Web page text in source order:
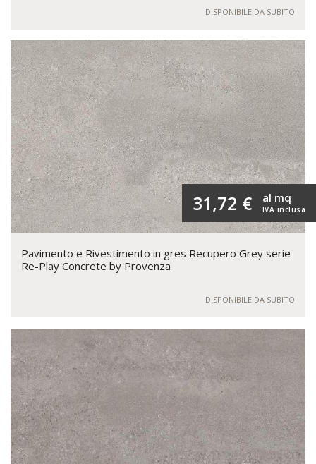
DISPONIBILE DA SUBITO
31,72 € IVA inclusa
al mq
Pavimento e Rivestimento in gres Recupero Grey serie
Re-Play Concrete by Provenza
DISPONIBILE DA SUBITO